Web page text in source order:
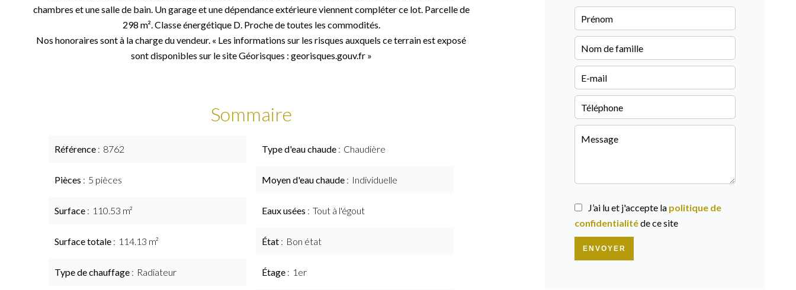
chambres et une salle de bain. Un garage et une dépendance extérieure viennent compléter ce lot. Parcelle de
298 m². Classe énergétique D. Proche de toutes les commodités.
Nos honoraires sont à la charge du vendeur. « Les informations sur les risques auxquels ce terrain est exposé
sont disponibles sur le site Géorisques : georisques.gouv.fr »
Sommaire
Référence 8762
Pièces 5 pièces
Surface 110.53 m²
Surface totale 114.13 m²
Type de chauffage Radiateur
Type d'eau chaude Chaudière
Moyen d'eau chaude Individuelle
Eaux usées Tout à l'égout
État Bon état
Étage 1er
J’ai lu et j'accepte la politique de
confidentialitéde ce site
ENVOYER